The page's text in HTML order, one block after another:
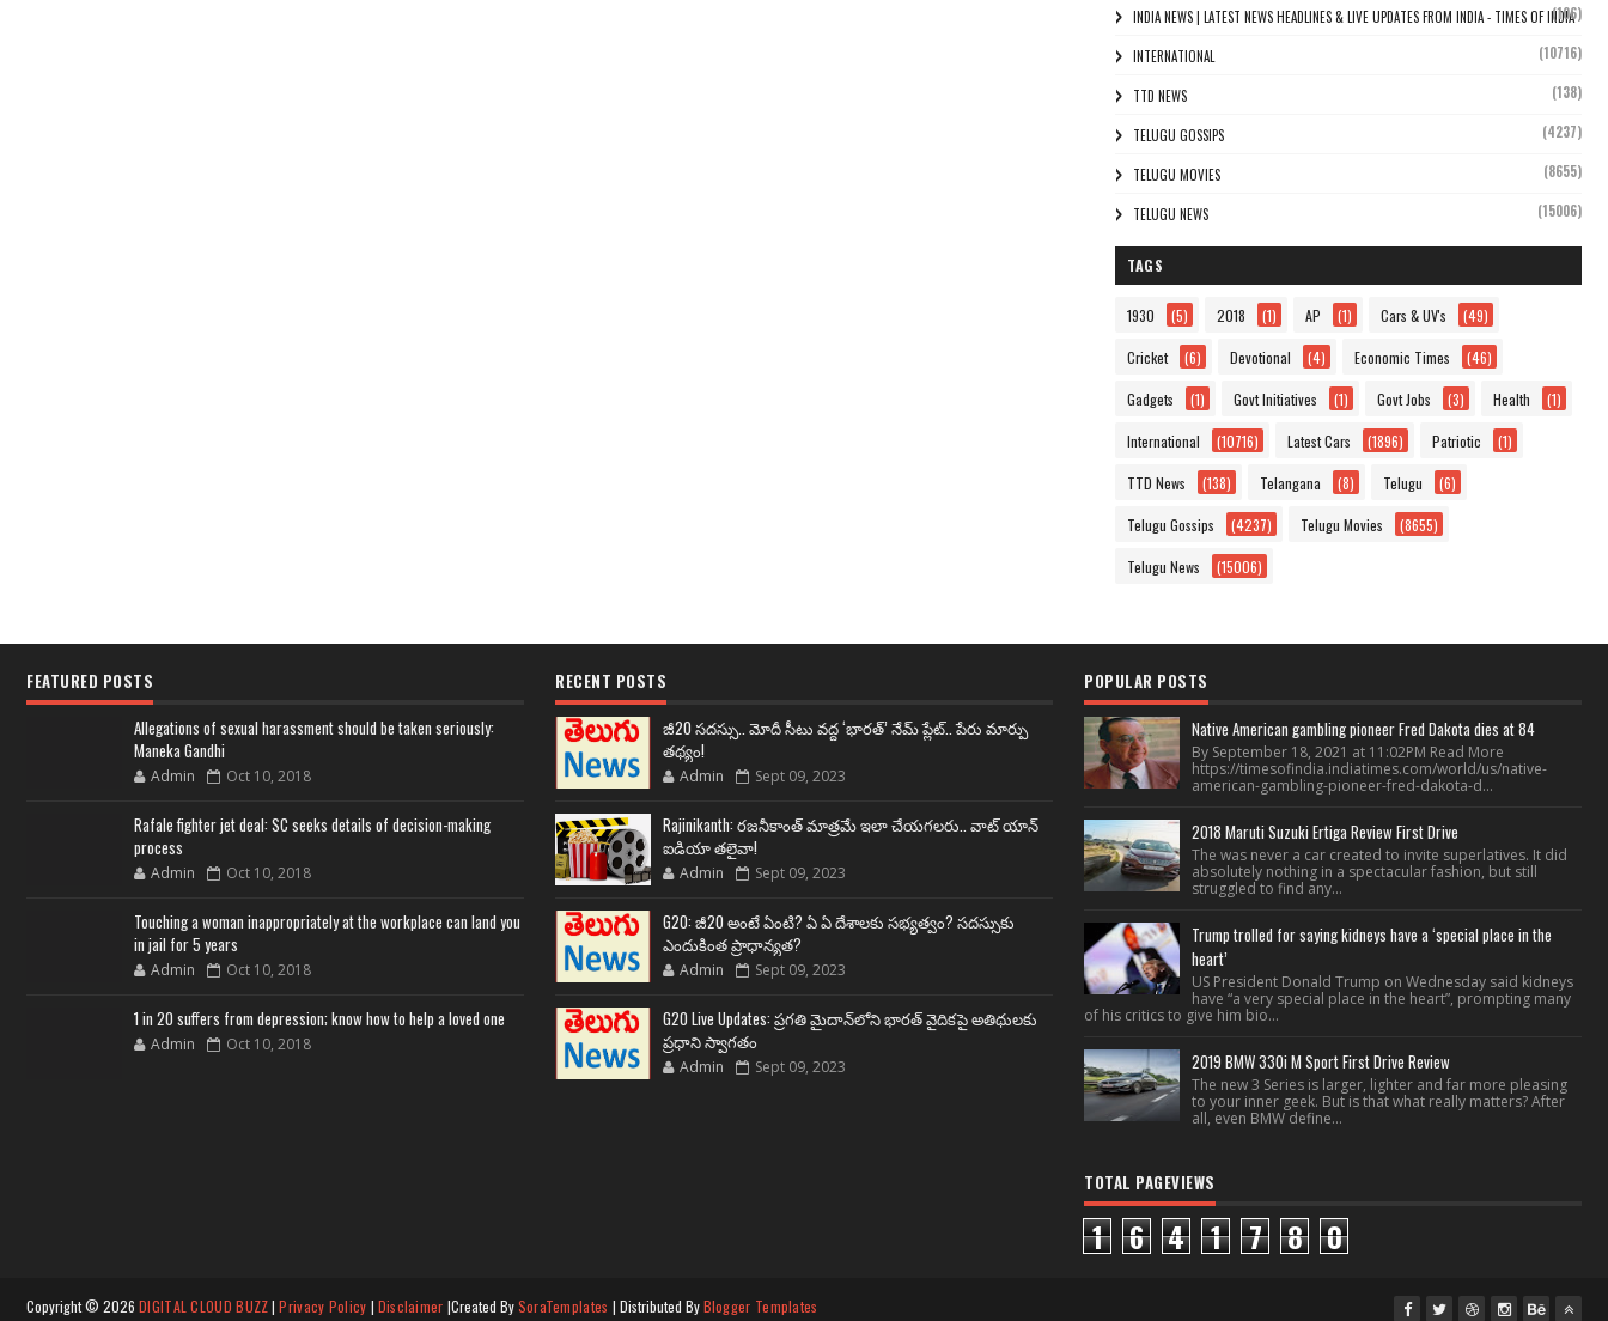
INDIA NEWS | LATEST NEWS HEADLINES & LIVE UPDATES FROM INDIA - TIMES OF INDIA
(106)
INTERNATIONAL (10716)
TTD NEWS (138)
TELUGU GOSSIPS (4237)
TELUGU MOVIES (8655)
TELUGU NEWS (15006)
TAGS
1930 (5) 2018 (1) AP (1) Cars & UV's (49)
Cricket (6) Devotional (4) Economic Times (46)
Gadgets (1) Govt Initiatives (1) Govt Jobs (3) Health (1)
International (10716) Latest Cars (1896) Patriotic (1)
TTD News (138) Telangana (8) Telugu (6)
Telugu Gossips (4237) Telugu Movies (8655)
Telugu News (15006)
FEATURED POSTS
Allegations of sexual harassment should be taken seriously:
Maneka Gandhi
Admin Oct 10, 2018
Rafale fighter jet deal: SC seeks details of decision-making
process
Admin Oct 10, 2018
Touching a woman inappropriately at the workplace can land you
in jail for 5 years
Admin Oct 10, 2018
1 in 20 suffers from depression; know how to help a loved one
Admin Oct 10, 2018
RECENT POSTS
జీ20 సదస్సు.. మోదీ సీటు వద్ద ‘భారత్’ నేమ్ ప్లేట్‌.. పేరు మార్పు
తథ్యం!
Admin Sept 09, 2023
Rajinikanth: రజనీకాంత్ మాత్రమే ఇలా చేయగలరు.. వాట్ యాన్
ఐడియా తలైవా!
Admin Sept 09, 2023
G20: జీ20 అంటే ఏంటి? ఏ ఏ దేశాలకు సభ్యత్వం? సదస్సుకు
ఎందుకింత ప్రాధాన్యత?
Admin Sept 09, 2023
G20 Live Updates: ప్రగతి మైదాన్‌లోని భారత్ వైదికపై అతిథులకు
ప్రధాని స్వాగతం
Admin Sept 09, 2023
POPULAR POSTS
Native American gambling pioneer Fred Dakota dies at 84
By September 18, 2021 at 11:02PM Read More
https://timesofindia.indiatimes.com/world/us/native-
american-gambling-pioneer-fred-dakota-d...
2018 Maruti Suzuki Ertiga Review First Drive
The was never a car created to invite superlatives. It did
absolutely nothing in a spectacular fashion, but still
struggled to find any...
Trump trolled for saying kidneys have a ‘special place in the
heart’
US President Donald Trump on Wednesday said kidneys
have “a very special place in the heart”, prompting many
of his critics to give him bio...
2019 BMW 330i M Sport First Drive Review
The new 3 Series is larger, lighter and far more pleasing
to your inner geek. But is that what really matters? After
all, even BMW define...
TOTAL PAGEVIEWS
1 6 4 1 7 8 0
Copyright © 2026 DIGITAL CLOUD BUZZ|Privacy Policy | Disclaimer |Created BySoraTemplates | Distributed ByBlogger Templates